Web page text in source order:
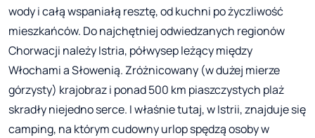
wody i całą wspaniałą resztę, od kuchni po życzliwość
mieszkańców. Do najchętniej odwiedzanych regionów
Chorwacji należy Istria, półwysep leżący między
Włochami a Słowenią. Zróżnicowany (w dużej mierze
górzysty) krajobraz i ponad 500 km piaszczystych plaż
skradły niejedno serce. I właśnie tutaj, w Istrii, znajduje się
camping, na którym cudowny urlop spędzą osoby w